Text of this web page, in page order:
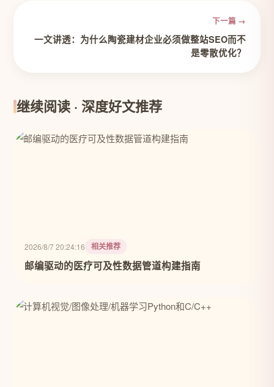
下一篇 →
一文讲透：为什么陶瓷建材企业必须做整站SEO而不
是零散优化？
继续阅读 · 深度好文推荐
2026/8/7 20:24:16 相关推荐
邮编驱动的医疗可及性数据管道构建指南